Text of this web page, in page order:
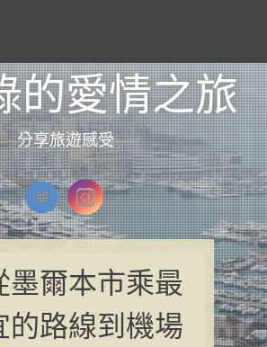
的愛情之旅
分享旅遊感受
墨爾本市乘最
的路線到機場